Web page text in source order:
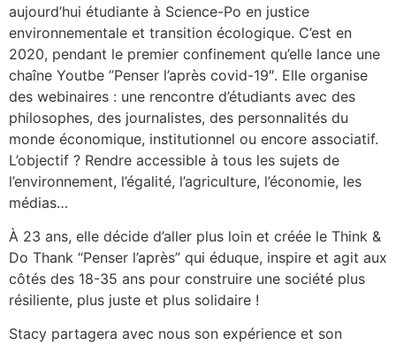
aujourd’hui étudiante à Science-Po en justice
environnementale et transition écologique. C’est en
2020, pendant le premier confinement qu’elle lance une
chaîne Youtbe ”Penser l’après covid-19″. Elle organise
des webinaires : une rencontre d’étudiants avec des
philosophes, des journalistes, des personnalités du
monde économique, institutionnel ou encore associatif.
L’objectif ? Rendre accessible à tous les sujets de
l’environnement, l’égalité, l’agriculture, l’économie, les
médias…
À 23 ans, elle décide d’aller plus loin et créée le Think &
Do Thank “Penser l’après” qui éduque, inspire et agit aux
côtés des 18-35 ans pour construire une société plus
résiliente, plus juste et plus solidaire !
Stacy partagera avec nous son expérience et son